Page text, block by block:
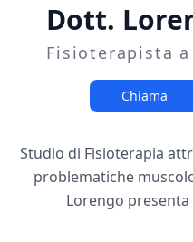
Dott.
Fisioterapista a
Chiama
Studio di Fisioterapia
problematiche
Lorengo